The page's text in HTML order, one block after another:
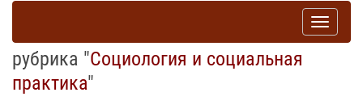
Toggle
рубрика "Социология и социальная
практика"